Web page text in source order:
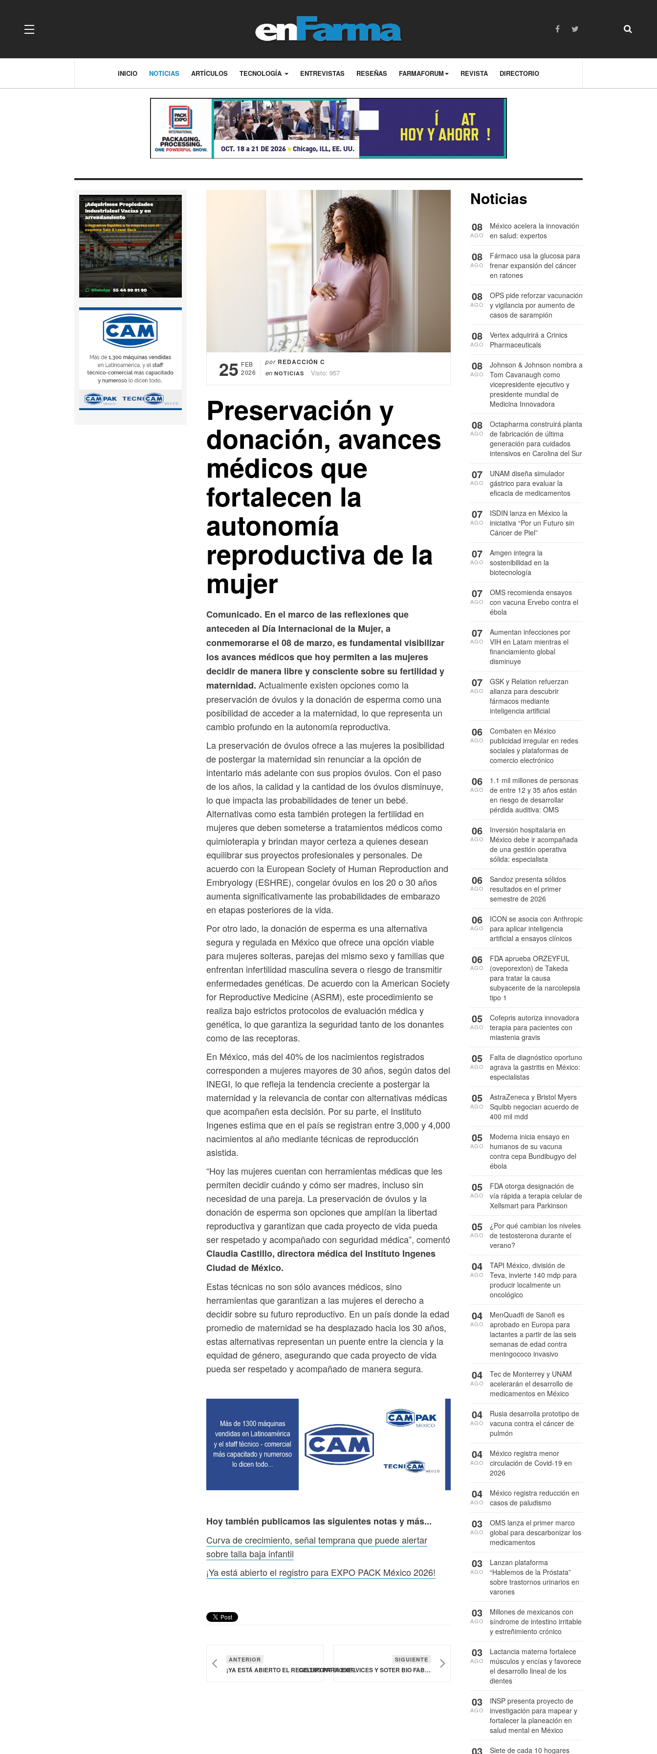
OFF CANVAS
INICIO NOTICIAS ARTÍCULOS TECNOLOGÍA ENTREVISTAS RESEÑAS FARMAFORUM REVISTA DIRECTORIO
25 FEB
2026
por REDACCIÓN C
en NOTICIAS Visto: 957
Preservación y
donación, avances
médicos que
fortalecen la
autonomía
reproductiva de la
mujer
Comunicado. En el marco de las reflexiones que
anteceden al Día Internacional de la Mujer, a
conmemorarse el 08 de marzo, es fundamental visibilizar
los avances médicos que hoy permiten a las mujeres
decidir de manera libre y consciente sobre su fertilidad y
maternidad. Actualmente existen opciones como la
preservación de óvulos y la donación de esperma como una
posibilidad de acceder a la maternidad, lo que representa un
cambio profundo en la autonomía reproductiva.
La preservación de óvulos ofrece a las mujeres la posibilidad
de postergar la maternidad sin renunciar a la opción de
intentarlo más adelante con sus propios óvulos. Con el paso
de los años, la calidad y la cantidad de los óvulos disminuye,
lo que impacta las probabilidades de tener un bebé.
Alternativas como esta también protegen la fertilidad en
mujeres que deben someterse a tratamientos médicos como
quimioterapia y brindan mayor certeza a quienes desean
equilibrar sus proyectos profesionales y personales. De
acuerdo con la European Society of Human Reproduction and
Embryology (ESHRE), congelar óvulos en los 20 o 30 años
aumenta significativamente las probabilidades de embarazo
en etapas posteriores de la vida.
Por otro lado, la donación de esperma es una alternativa
segura y regulada en México que ofrece una opción viable
para mujeres solteras, parejas del mismo sexo y familias que
enfrentan infertilidad masculina severa o riesgo de transmitir
enfermedades genéticas. De acuerdo con la American Society
for Reproductive Medicine (ASRM), este procedimiento se
realiza bajo estrictos protocolos de evaluación médica y
genética, lo que garantiza la seguridad tanto de los donantes
como de las receptoras.
En México, más del 40% de los nacimientos registrados
corresponden a mujeres mayores de 30 años, según datos del
INEGI, lo que refleja la tendencia creciente a postergar la
maternidad y la relevancia de contar con alternativas médicas
que acompañen esta decisión. Por su parte, el Instituto
Ingenes estima que en el país se registran entre 3,000 y 4,000
nacimientos al año mediante técnicas de reproducción
asistida.
“Hoy las mujeres cuentan con herramientas médicas que les
permiten decidir cuándo y cómo ser madres, incluso sin
necesidad de una pareja. La preservación de óvulos y la
donación de esperma son opciones que amplían la libertad
reproductiva y garantizan que cada proyecto de vida pueda
ser respetado y acompañado con seguridad médica”, comentó
Claudia Castillo, directora médica del Instituto Ingenes
Ciudad de México.
Estas técnicas no son sólo avances médicos, sino
herramientas que garantizan a las mujeres el derecho a
decidir sobre su futuro reproductivo. En un país donde la edad
promedio de maternidad se ha desplazado hacia los 30 años,
estas alternativas representan un puente entre la ciencia y la
equidad de género, asegurando que cada proyecto de vida
pueda ser respetado y acompañado de manera segura.
Hoy también publicamos las siguientes notas y más...
Curva de crecimiento, señal temprana que puede alertar
sobre talla baja infantil
¡Ya está abierto el registro para EXPO PACK México 2026!
ANTERIOR
¡YA ESTÁ ABIERTO EL REGISTRO PARA EXPO PACK MÉXICO 2026!
SIGUIENTE
CELLIPONT BIOSERVICES Y SOTER BIO FABRICARÁN TERAPIAS CELULARES EN ESTADOS UNIDOS
Noticias
México acelera la innovación
en salud: expertos
08
AGO
Fármaco usa la glucosa para
frenar expansión del cáncer
en ratones
08
AGO
OPS pide reforzar vacunación
y vigilancia por aumento de
casos de sarampión
08
AGO
Vertex adquirirá a Crinics
Pharmaceuticals
08
AGO
Johnson & Johnson nombra a
Tom Cavanaugh como
vicepresidente ejecutivo y
presidente mundial de
Medicina Innovadora
08
AGO
Octapharma construirá planta
de fabricación de última
generación para cuidados
intensivos en Carolina del Sur
08
AGO
UNAM diseña simulador
gástrico para evaluar la
eficacia de medicamentos
07
AGO
ISDIN lanza en México la
iniciativa “Por un Futuro sin
Cáncer de Piel”
07
AGO
Amgen integra la
sostenibilidad en la
biotecnología
07
AGO
OMS recomienda ensayos
con vacuna Ervebo contra el
ébola
07
AGO
Aumentan infecciones por
VIH en Latam mientras el
financiamiento global
disminuye
07
AGO
GSK y Relation refuerzan
alianza para descubrir
fármacos mediante
inteligencia artificial
07
AGO
Combaten en México
publicidad irregular en redes
sociales y plataformas de
comercio electrónico
06
AGO
1.1 mil millones de personas
de entre 12 y 35 años están
en riesgo de desarrollar
pérdida auditiva: OMS
06
AGO
Inversión hospitalaria en
México debe ir acompañada
de una gestión operativa
sólida: especialista
06
AGO
Sandoz presenta sólidos
resultados en el primer
semestre de 2026
06
AGO
ICON se asocia con Anthropic
para aplicar inteligencia
artificial a ensayos clínicos
06
AGO
FDA aprueba ORZEYFUL
(oveporexton) de Takeda
para tratar la causa
subyacente de la narcolepsia
tipo 1
06
AGO
Cofepris autoriza innovadora
terapia para pacientes con
miastenia gravis
05
AGO
Falta de diagnóstico oportuno
agrava la gastritis en México:
especialistas
05
AGO
AstraZeneca y Bristol Myers
Squibb negocian acuerdo de
400 mil mdd
05
AGO
Moderna inicia ensayo en
humanos de su vacuna
contra cepa Bundibugyo del
ébola
05
AGO
FDA otorga designación de
vía rápida a terapia celular de
Xellsmart para Parkinson
05
AGO
¿Por qué cambian los niveles
de testosterona durante el
verano?
05
AGO
TAPI México, división de
Teva, invierte 140 mdp para
producir localmente un
oncológico
04
AGO
MenQuadfi de Sanofi es
aprobado en Europa para
lactantes a partir de las seis
semanas de edad contra
meningococo invasivo
04
AGO
Tec de Monterrey y UNAM
acelerarán el desarrollo de
medicamentos en México
04
AGO
Rusia desarrolla prototipo de
vacuna contra el cáncer de
pulmón
04
AGO
México registra menor
circulación de Covid-19 en
2026
04
AGO
México registra reducción en
casos de paludismo
04
AGO
OMS lanza el primer marco
global para descarbonizar los
medicamentos
03
AGO
Lanzan plataforma
“Hablemos de la Próstata”
sobre trastornos urinarios en
varones
03
AGO
Millones de mexicanos con
síndrome de intestino irritable
y estreñimiento crónico
03
AGO
Lactancia materna fortalece
músculos y encías y favorece
el desarrollo lineal de los
dientes
03
AGO
INSP presenta proyecto de
investigación para mapear y
fortalecer la planeación en
salud mental en México
03
AGO
Siete de cada 10 hogares
03